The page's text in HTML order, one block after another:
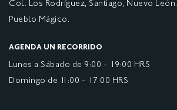
Col. Los Rodríguez, Santiago, Nuevo León.
Pueblo Mágico.
AGENDA UN RECORRIDO
Lunes a Sábado de 9:00 - 19:00 HRS
Domingo de 11:00 - 17:00 HRS